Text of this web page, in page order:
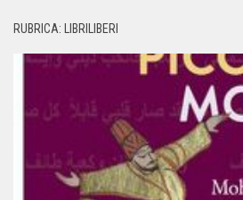
RUBRICA: LIBRILIBERI